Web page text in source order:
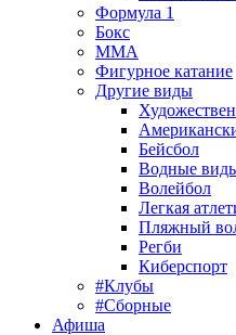
Формула 1
Бокс
MMA
Фигурное катание
Другие виды
Бейсбол
Водные
Волейбол
Легкая
Пляжный
Регби
Киберспорт
#Клубы
#Сборные
Афиша